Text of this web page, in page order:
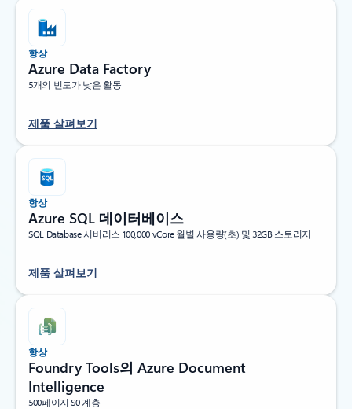
항상
Azure Data Factory
5개의 빈도가 낮은 활동
제품 살펴보기
항상
Azure SQL 데이터베이스
SQL Database 서버리스 100,000 vCore 월별 사용량(초) 및 32GB 스토리지
제품 살펴보기
항상
Foundry Tools의 Azure Document
Intelligence
500페이지 S0 계층